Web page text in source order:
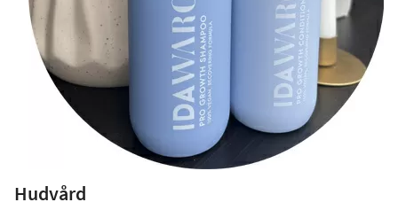
Hudvård